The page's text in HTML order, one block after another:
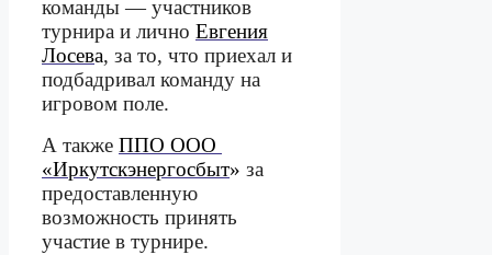
команды — участников
турнира и лично Евгения
Лосева, за то, что приехал и
подбадривал команду на
игровом поле.
А также ППО ООО
«Иркутскэнергосбыт» за
предоставленную
возможность принять
участие в турнире.